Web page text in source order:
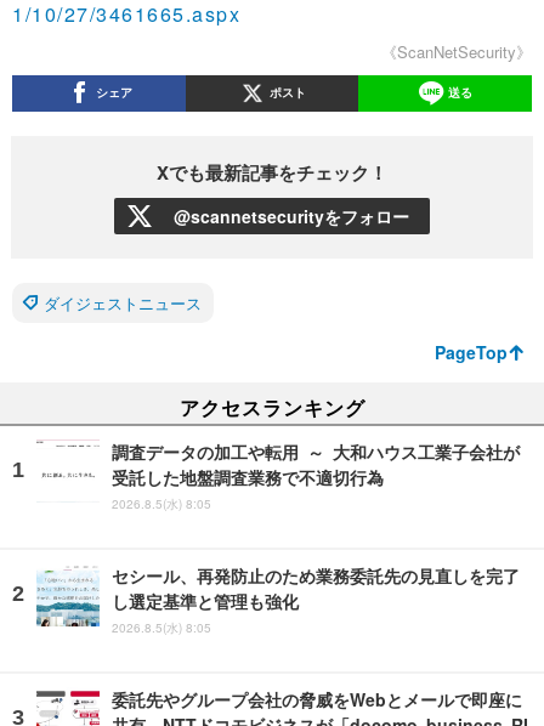
1/10/27/3461665.aspx
《ScanNetSecurity》
シェア ポスト 送る
Xでも最新記事をチェック！
@scannetsecurityをフォロー
ダイジェストニュース
PageTop
アクセスランキング
調査データの加工や転用 ～ 大和ハウス工業子会社が
受託した地盤調査業務で不適切行為
2026.8.5(水) 8:05
セシール、再発防止のため業務委託先の見直しを完了
し選定基準と管理も強化
2026.8.5(水) 8:05
委託先やグループ会社の脅威をWebとメールで即座に